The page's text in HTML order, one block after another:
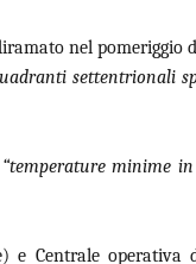
nel
settentrionali
“temperature minime
e Centrale